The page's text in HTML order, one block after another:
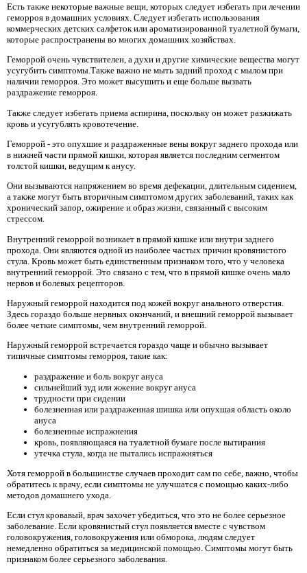
Есть также некоторые важные вещи, которых следует избегать при лечении
геморроя в домашних условиях. Следует избегать использования
коммерческих детских салфеток или ароматизированной туалетной бумаги,
которые распространены во многих домашних хозяйствах.
Геморрой очень чувствителен, а духи и другие химические вещества могут
усугубить симптомы.Также важно не мыть задний проход с мылом при
наличии геморроя. Это может высушить и еще больше вызвать
раздражение геморроя.
Также следует избегать приема аспирина, поскольку он может разжижать
кровь и усугублять кровотечение.
Геморрой - это опухшие и раздраженные вены вокруг заднего прохода или
в нижней части прямой кишки, которая является последним сегментом
толстой кишки, ведущим к анусу.
Они вызываются напряжением во время дефекации, длительным сидением,
а также могут быть вторичным симптомом других заболеваний, таких как
хронический запор, ожирение и образ жизни, связанный с высоким
стрессом.
Внутренний геморрой возникает в прямой кишке или внутри заднего
прохода. Они являются одной из наиболее частых причин кровянистого
стула. Кровь может быть единственным признаком того, что у человека
внутренний геморрой. Это связано с тем, что в прямой кишке очень мало
нервов и болевых рецепторов.
Наружный геморрой находится под кожей вокруг анального отверстия.
Здесь гораздо больше нервных окончаний, и внешний геморрой вызывает
более четкие симптомы, чем внутренний геморрой.
Наружный геморрой встречается гораздо чаще и обычно вызывает
типичные симптомы геморроя, такие как:
раздражение и боль вокруг ануса
сильнейший зуд или жжение вокруг ануса
трудности при сидении
болезненная или раздраженная шишка или опухшая область около
ануса
болезненные испражнения
кровь, появляющаяся на туалетной бумаге после вытирания
утечка стула, когда не пытались испражняться
Хотя геморрой в большинстве случаев проходит сам по себе, важно, чтобы
обратитесь к врачу, если симптомы не улучшатся с помощью каких-либо
методов домашнего ухода.
Если стул кровавый, врач захочет убедиться, что это не более серьезное
заболевание. Если кровянистый стул появляется вместе с чувством
головокружения, головокружения или обморока, людям следует
немедленно обратиться за медицинской помощью. Симптомы могут быть
признаком более серьезного заболевания.